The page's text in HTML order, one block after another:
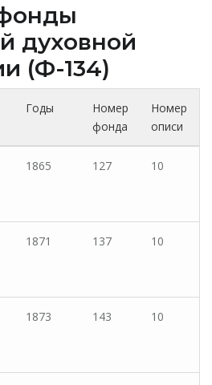
духовной
(Ф-134)
Годы
Номер
фонда
Номер
описи
1865 127 10
1871 137 10
1873 143 10